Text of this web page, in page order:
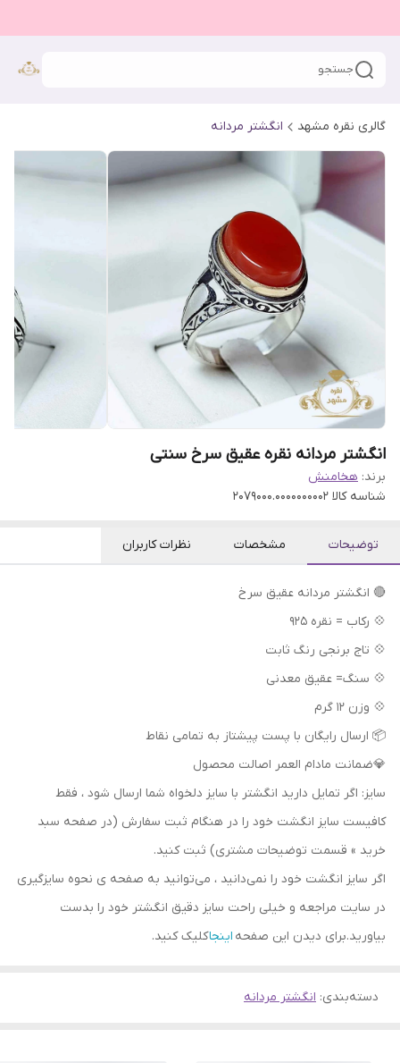
جستجو
گالری نقره مشهد انگشتر مردانه
انگشتر مردانه نقره عقیق سرخ سنتی
برند: هخامنش
شناسه کالا 2079000.0000000002
توضیحات مشخصات نظرات کاربران
🔴 انگشتر مردانه عقیق سرخ
💠 رکاب = نقره 925
💠 تاج برنجی رنگ ثابت
💠 سنگ= عقیق معدنی
💠 وزن 12 گرم
📦 ارسال رایگان با پست پیشتاز به تمامی نقاط
💎ضمانت مادام العمر اصالت محصول
سایز: اگر تمایل دارید انگشتر با سایز دلخواه شما ارسال شود ، فقط
کافیست سایز انگشت خود را در هنگام ثبت سفارش (در صفحه سبد
خرید » قسمت توضیحات مشتری) ثبت کنید.
اگر سایز انگشت خود را نمی‌دانید ، می‌توانید به صفحه ی نحوه سایزگیری
در سایت مراجعه و خیلی راحت سایز دقیق انگشتر خود را بدست
بیاورید.برای دیدن این صفحه اینجاکلیک کنید.
دسته‌بندی: انگشتر مردانه